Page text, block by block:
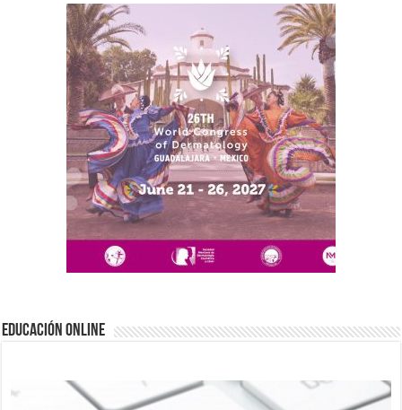
EDUCACIÓN ONLINE